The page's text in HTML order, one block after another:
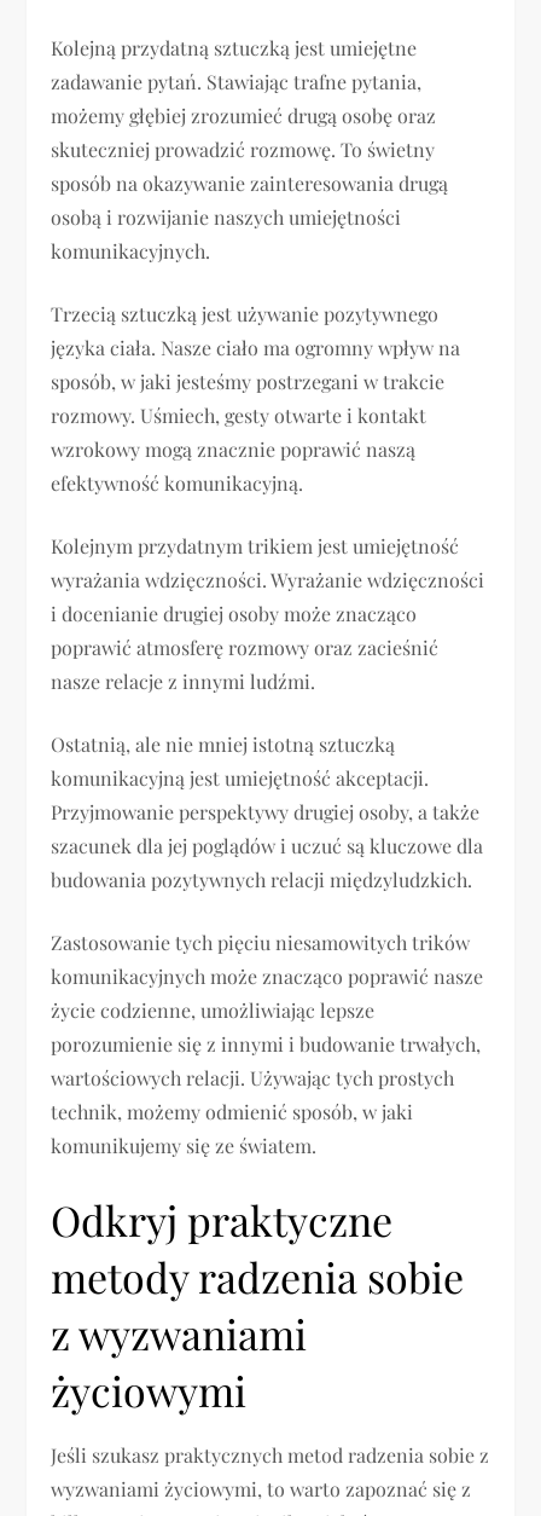
Kolejną przydatną sztuczką jest umiejętne
zadawanie pytań. Stawiając trafne pytania,
możemy głębiej zrozumieć drugą osobę oraz
skuteczniej prowadzić rozmowę. To świetny
sposób na okazywanie zainteresowania drugą
osobą i rozwijanie naszych umiejętności
komunikacyjnych.
Trzecią sztuczką jest używanie pozytywnego
języka ciała. Nasze ciało ma ogromny wpływ na
sposób, w jaki jesteśmy postrzegani w trakcie
rozmowy. Uśmiech, gesty otwarte i kontakt
wzrokowy mogą znacznie poprawić naszą
efektywność komunikacyjną.
Kolejnym przydatnym trikiem jest umiejętność
wyrażania wdzięczności. Wyrażanie wdzięczności
i docenianie drugiej osoby może znacząco
poprawić atmosferę rozmowy oraz zacieśnić
nasze relacje z innymi ludźmi.
Ostatnią, ale nie mniej istotną sztuczką
komunikacyjną jest umiejętność akceptacji.
Przyjmowanie perspektywy drugiej osoby, a także
szacunek dla jej poglądów i uczuć są kluczowe dla
budowania pozytywnych relacji międzyludzkich.
Zastosowanie tych pięciu niesamowitych trików
komunikacyjnych może znacząco poprawić nasze
życie codzienne, umożliwiając lepsze
porozumienie się z innymi i budowanie trwałych,
wartościowych relacji. Używając tych prostych
technik, możemy odmienić sposób, w jaki
komunikujemy się ze światem.
Odkryj praktyczne
metody radzenia sobie
z wyzwaniami
życiowymi
Jeśli szukasz praktycznych metod radzenia sobie z
wyzwaniami życiowymi, to warto zapoznać się z